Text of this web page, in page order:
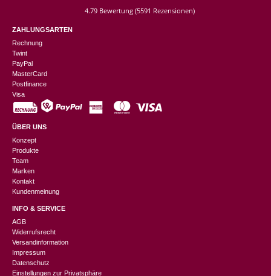
4.79 Bewertung (5591 Rezensionen)
ZAHLUNGSARTEN
Rechnung
Twint
PayPal
MasterCard
Postfinance
Visa
ÜBER UNS
Konzept
Produkte
Team
Marken
Kontakt
Kundenmeinung
INFO & SERVICE
AGB
Widerrufsrecht
Versandinformation
Impressum
Datenschutz
Einstellungen zur Privatsphäre